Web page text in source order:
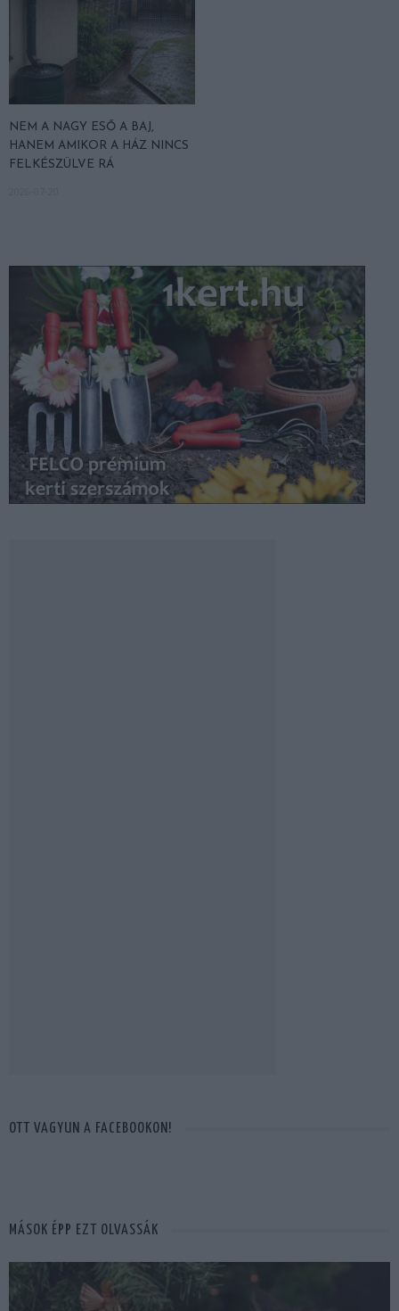
NEM A NAGY ESŐ A BAJ,
HANEM AMIKOR A HÁZ NINCS
FELKÉSZÜLVE RÁ
OTT VAGYUN A FACEBOOKON!
MÁSOK ÉPP EZT OLVASSÁK